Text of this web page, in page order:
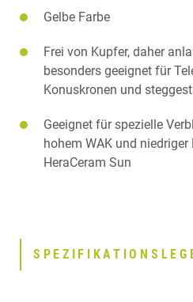
Gelbe Farbe
Frei von Kupfer, daher
besonders geeignet für
Konuskronen und
Geeignet für spezielle
hohem WAK und niedriger
HeraCeram Sun